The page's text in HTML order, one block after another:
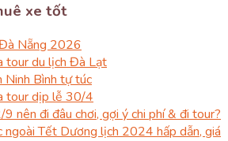
xe tốt
Nẵng 2026
tour du lịch Đà Lạt
Ninh Bình tự túc
tour dịp lễ 30/4
nên đi đâu chơi, gợi ý chi phí & đi tour?
ngoài Tết Dương lịch 2024 hấp dẫn, giá